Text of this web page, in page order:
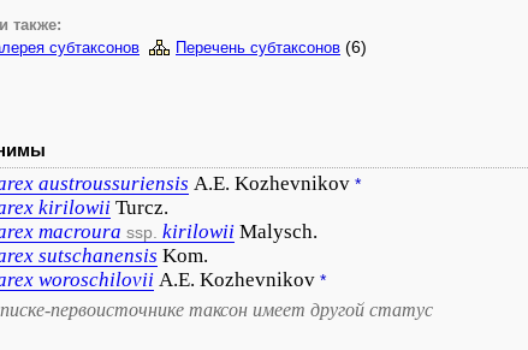
также:
субтаксонов
Перечень субтаксонов (6)
austroussuriensis A.E. Kozhevnikov *
kirilowii Turcz.
macroura ssp. kirilowii Malysch.
sutschanensis Kom.
woroschilovii A.E. Kozhevnikov *
первоисточнике таксон имеет другой статус